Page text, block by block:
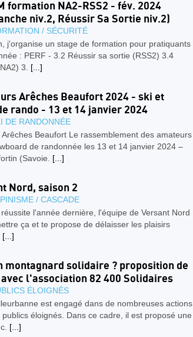
formation NA2-RSS2 - fév. 2024
niv.2, Réussir Sa Sortie niv.2)
/ SÉCURITÉ
j'organise un stage de formation pour pratiquants
: PERF - 3.2 Réussir sa sortie (RSS2) 3.4
3. [...]
Arêches Beaufort 2024 - ski et
rando - 13 et 14 janvier 2024
DE RANDONNÉE
Beaufort Le rassemblement des amateurs
de randonnée les 13 et 14 janvier 2024 –
(Savoie. [...]
Nord, saison 2
/ CASCADE
l'année dernière, l'équipe de Versant Nord
ça et te propose de délaisser les plaisirs
[...]
montagnard solidaire ? proposition de
l'association 82 400 Solidaires
ÉLOIGNÉS
est engagé dans de nombreuses actions
éloignés. Dans ce cadre, il est proposé une
[...]